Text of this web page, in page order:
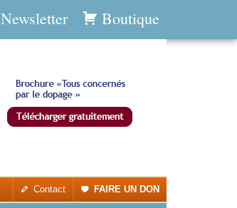
Boutique
Newsletter
FAIRE UN DON
Contact